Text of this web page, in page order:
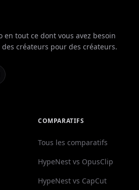
en tout ce dont vous avez besoin
créateurs pour des créateurs.
COMPARATIFS
Tous les comparatifs
HypeNest vs OpusClip
HypeNest vs CapCut